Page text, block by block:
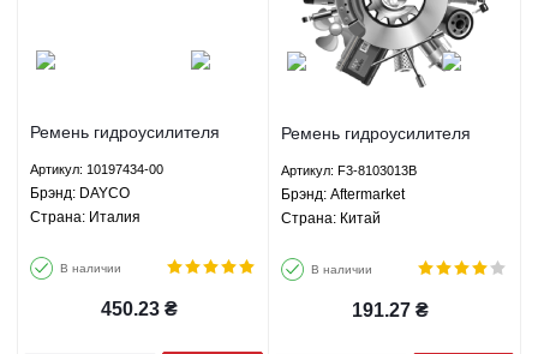
Ремень гидроусилителя
S6/F6/G6 2.0 - 10197434-00
DAYCO
Артикул: 10197434-00
Брэнд: DAYCO
Страна: Италия
В наличии
450.23 ₴
Ремень гидроусилителя
S6/F6/G6 2.0 - F3-8103013B
Aftermarket
Артикул: F3-8103013B
Брэнд: Aftermarket
Страна: Китай
В наличии
191.27 ₴